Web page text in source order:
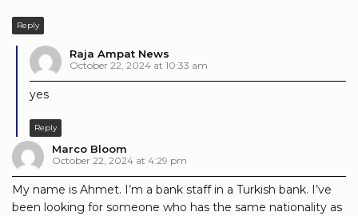
Reply
Raja Ampat News
October 22, 2024 at 10:33 am
yes
Reply
Marco Bloom
October 22, 2024 at 4:29 pm
My name is Ahmet. I’m a bank staff in a Turkish bank. I’ve
been looking for someone who has the same nationality as